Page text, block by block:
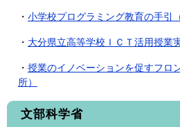
・ 小学校プログラミング教育の手引
・ 大分県立高等学校ＩＣＴ活用授業
・ 授業のイノベーションを促すフロ
所）
文部科学省